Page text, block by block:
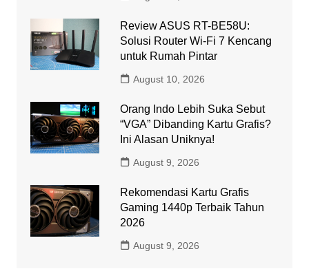
Review ASUS RT-BE58U:
Solusi Router Wi-Fi 7 Kencang
untuk Rumah Pintar
August 10, 2026
Orang Indo Lebih Suka Sebut
“VGA” Dibanding Kartu Grafis?
Ini Alasan Uniknya!
August 9, 2026
Rekomendasi Kartu Grafis
Gaming 1440p Terbaik Tahun
2026
August 9, 2026